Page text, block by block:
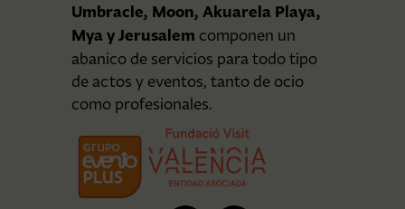
Umbracle, Moon, Akuarela Playa,
Mya y Jerusalem componen un
abanico de servicios para todo tipo
de actos y eventos, tanto de ocio
como profesionales.